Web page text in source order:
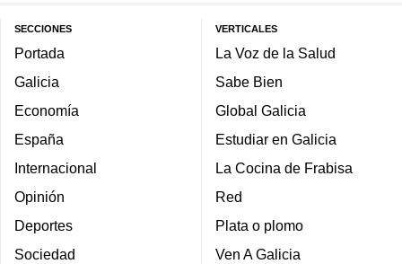
SECCIONES
Portada
Galicia
Economía
España
Internacional
Opinión
Deportes
Sociedad
VERTICALES
La Voz de la Salud
Sabe Bien
Global Galicia
Estudiar en Galicia
La Cocina de Frabisa
Red
Plata o plomo
Ven A Galicia